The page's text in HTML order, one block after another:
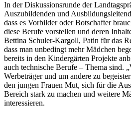
In der Diskussionsrunde der
Auszubildenden und
dass es Vorbilder oder Botschafter
diese Berufe vorstellen und deren
Bettina Schuler-Kargoll, Patin für das
dass man unbedingt mehr Mädchen
bereits in den Kindergärten Projekte
auch technische Berufe – Thema sind.
Werbeträger und um andere zu
den jungen Frauen Mut, sich für die
Bereich stark zu machen und weitere
interessieren.